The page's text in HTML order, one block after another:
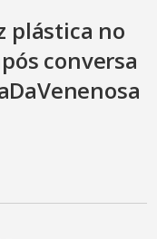
plástica no
conversa